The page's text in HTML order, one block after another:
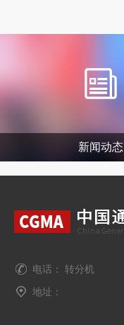
新闻动态
电话： 转分机
地址：